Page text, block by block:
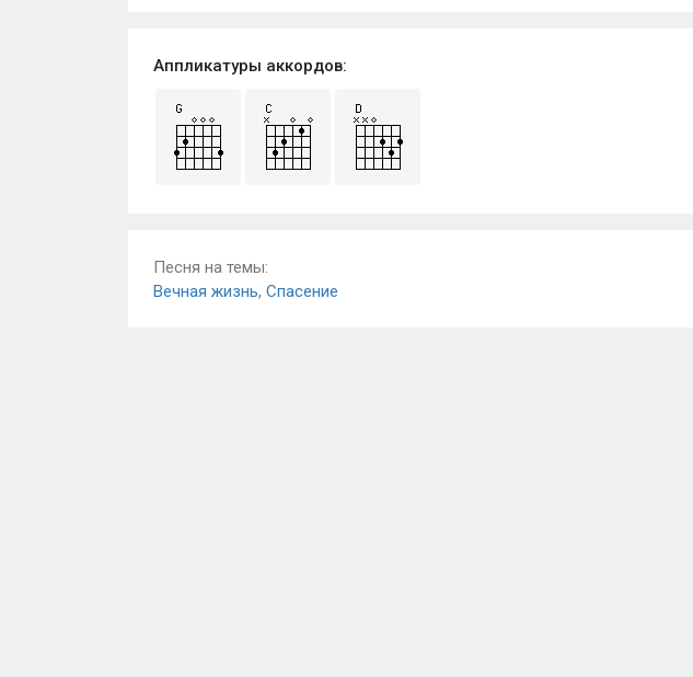
Аппликатуры аккордов:
Песня на темы:
Вечная жизнь, Спасение